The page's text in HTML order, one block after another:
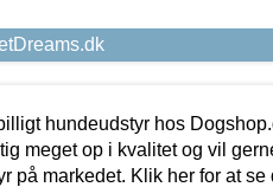
hundeudstyr hos
meget op i kvalitet og vil
på markedet. Klik her for at se